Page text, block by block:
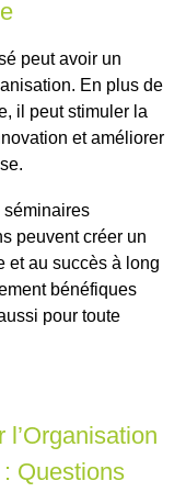
peut avoir un
En plus de
il peut stimuler la
et améliorer
séminaires
peuvent créer un
et au succès à long
bénéfiques
pour toute
: Questions